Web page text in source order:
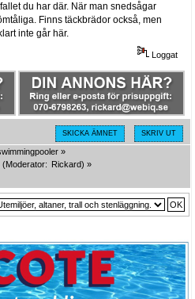
du har där. När man snedsågar
Finns täckbrädor också, men
inte går här.
Loggat
SKICKA ÄMNET SKRIV UT
»
(Moderator: Rickard) »